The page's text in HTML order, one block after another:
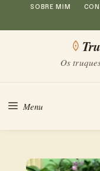
Saltar
para
conteúdo
SOBRE MIM
Os
Menu